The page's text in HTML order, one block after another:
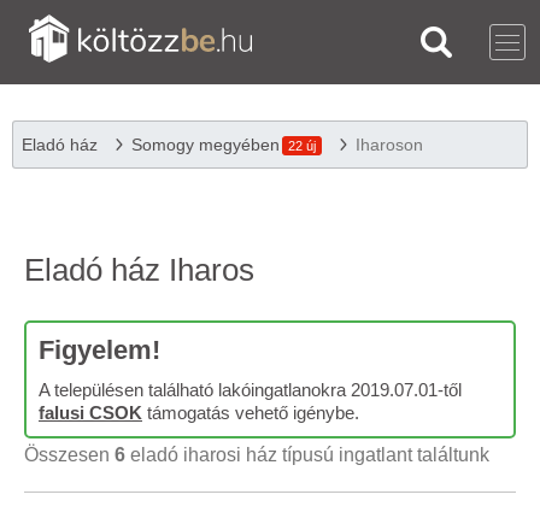
Eladó ház Somogy megyében 22 új Iharoson
Eladó ház Iharos
Figyelem!
A településen található lakóingatlanokra 2019.07.01-től
falusi CSOK támogatás vehető igénybe.
Összesen 6 eladó iharosi ház típusú ingatlant találtunk